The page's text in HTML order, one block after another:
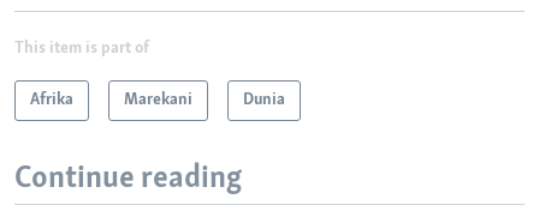
This item is part of
Afrika Marekani Dunia
Continue reading